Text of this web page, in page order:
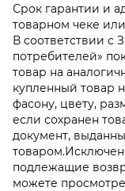
Срок гарантии и
товарном чеке
В соответствии с
потребителей»
товар на
купленный товар
фасону, цвету,
если сохранен
документ,
подлежащие
можете